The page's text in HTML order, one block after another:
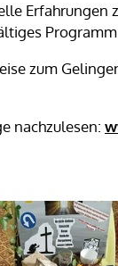
Erfahrungen
zum
nachzulesen: